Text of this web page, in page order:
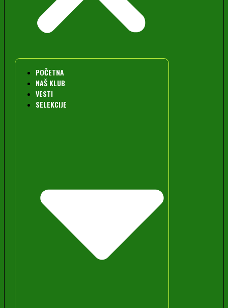
POČETNA
NAŠ KLUB
VESTI
SELEKCIJE